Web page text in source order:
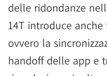
delle ridondanze
14T introduce
ovvero la
handoff delle app e